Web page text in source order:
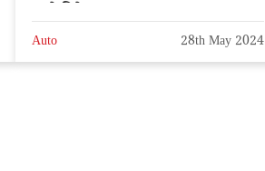
Auto 28th May 2024